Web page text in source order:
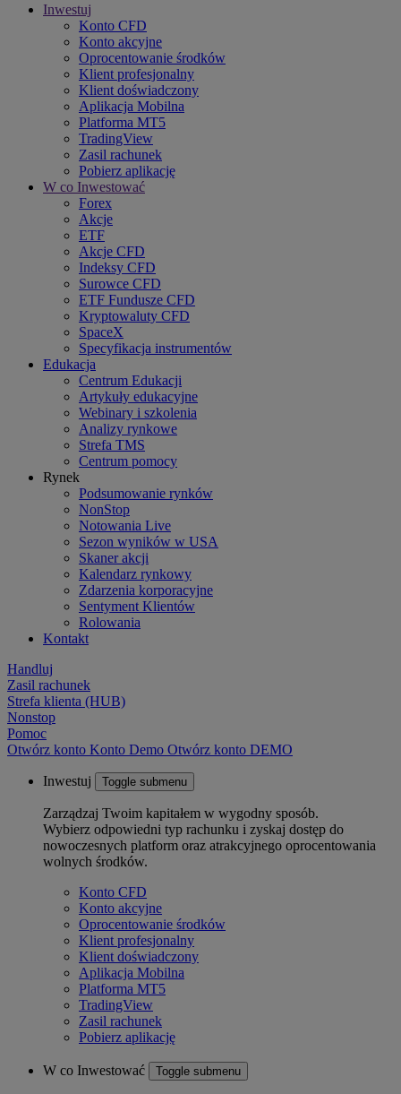
Inwestuj
Konto CFD
Konto akcyjne
Oprocentowanie środków
Klient profesjonalny
Klient doświadczony
Aplikacja Mobilna
Platforma MT5
TradingView
Zasil rachunek
Pobierz aplikację
W co Inwestować
Forex
Akcje
ETF
Akcje CFD
Indeksy CFD
Surowce CFD
ETF Fundusze CFD
Kryptowaluty CFD
SpaceX
Specyfikacja instrumentów
Edukacja
Centrum Edukacji
Artykuły edukacyjne
Webinary i szkolenia
Analizy rynkowe
Strefa TMS
Centrum pomocy
Rynek
Podsumowanie rynków
NonStop
Notowania Live
Sezon wyników w USA
Skaner akcji
Kalendarz rynkowy
Zdarzenia korporacyjne
Sentyment Klientów
Rolowania
Kontakt
Handluj
Zasil rachunek
Strefa klienta (HUB)
Nonstop
Pomoc
Otwórz konto Konto Demo Otwórz konto DEMO
Inwestuj Toggle submenu
Zarządzaj Twoim kapitałem w wygodny sposób.
Wybierz odpowiedni typ rachunku i zyskaj dostęp do
nowoczesnych platform oraz atrakcyjnego oprocentowania
wolnych środków.
Konto CFD
Konto akcyjne
Oprocentowanie środków
Klient profesjonalny
Klient doświadczony
Aplikacja Mobilna
Platforma MT5
TradingView
Zasil rachunek
Pobierz aplikację
W co Inwestować Toggle submenu